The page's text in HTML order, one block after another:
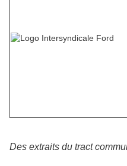
Des extraits du tract